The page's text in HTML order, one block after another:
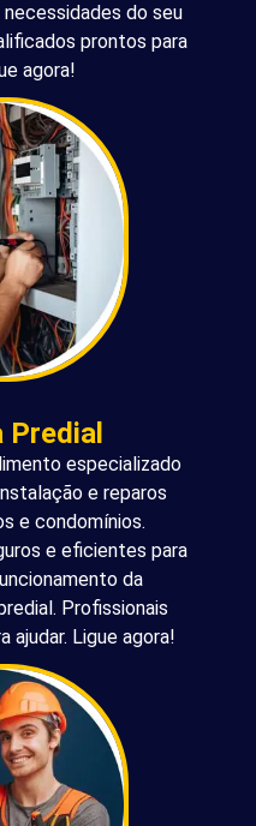
do seu
prontos para
agora!
Predial
especializado
e reparos
e condomínios.
e eficientes para
da
Profissionais
ajudar. Ligue agora!